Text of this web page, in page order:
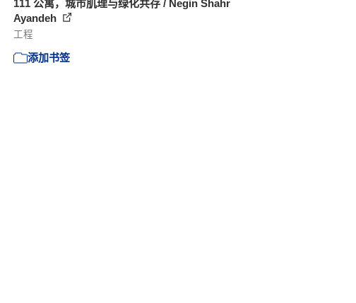
111 公寓，城市肌理与绿化共存 / Negin Shahr
Ayandeh
工程
添加书签